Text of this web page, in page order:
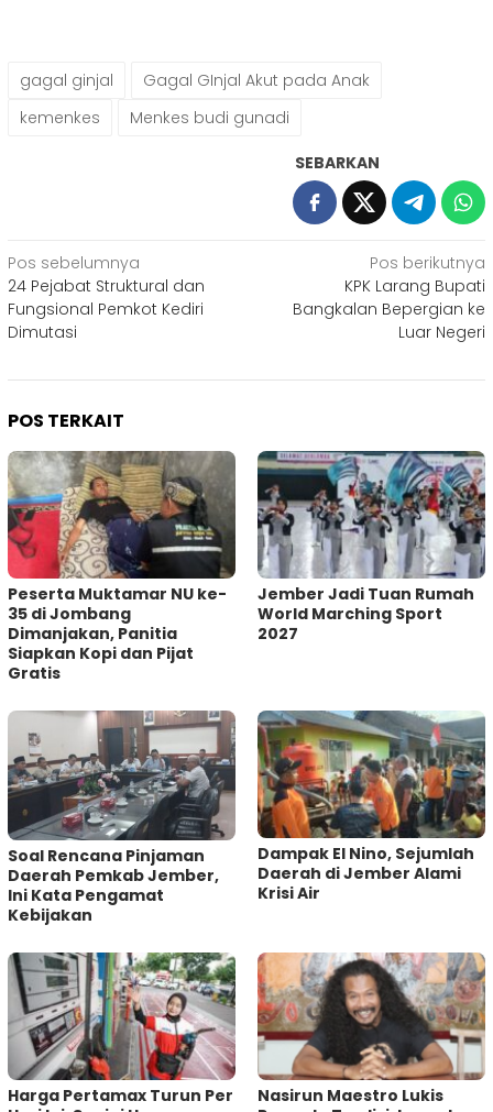
gagal ginjal
Gagal GInjal Akut pada Anak
kemenkes
Menkes budi gunadi
SEBARKAN
Navigasi
pos
Pos sebelumnya
24 Pejabat Struktural dan
Fungsional Pemkot Kediri
Dimutasi
Pos berikutnya
KPK Larang Bupati
Bangkalan Bepergian ke
Luar Negeri
POS TERKAIT
Peserta Muktamar NU ke-
35 di Jombang
Dimanjakan, Panitia
Siapkan Kopi dan Pijat
Gratis
Jember Jadi Tuan Rumah
World Marching Sport
2027
‎Soal Rencana Pinjaman
Daerah Pemkab Jember,
Ini Kata Pengamat
Kebijakan ‎
Dampak El Nino, Sejumlah
Daerah di Jember Alami
Krisi Air
Harga Pertamax Turun Per
‎Nasirun Maestro Lukis